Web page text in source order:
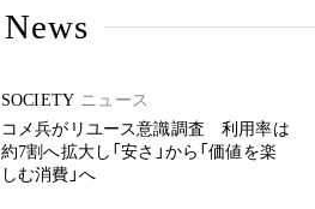
News
SOCIETY ニュース
コメ兵がリユース意識調査 利用率は
約7割へ拡大し「安さ」から「価値を楽
しむ消費」へ